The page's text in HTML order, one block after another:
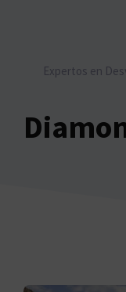
Expertos en